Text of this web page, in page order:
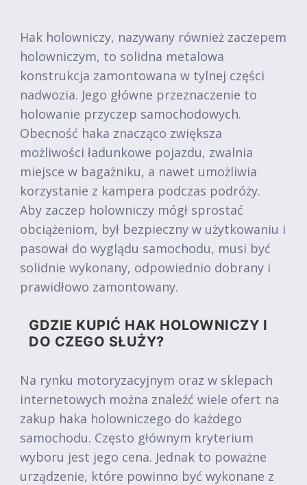
Hak holowniczy, nazywany również zaczepem
holowniczym, to solidna metalowa
konstrukcja zamontowana w tylnej części
nadwozia. Jego główne przeznaczenie to
holowanie przyczep samochodowych.
Obecność haka znacząco zwiększa
możliwości ładunkowe pojazdu, zwalnia
miejsce w bagażniku, a nawet umożliwia
korzystanie z kampera podczas podróży.
Aby zaczep holowniczy mógł sprostać
obciążeniom, był bezpieczny w użytkowaniu i
pasował do wyglądu samochodu, musi być
solidnie wykonany, odpowiednio dobrany i
prawidłowo zamontowany.
GDZIE KUPIĆ HAK HOLOWNICZY I
DO CZEGO SŁUŻY?
Na rynku motoryzacyjnym oraz w sklepach
internetowych można znaleźć wiele ofert na
zakup haka holowniczego do każdego
samochodu. Często głównym kryterium
wyboru jest jego cena. Jednak to poważne
urządzenie, które powinno być wykonane z